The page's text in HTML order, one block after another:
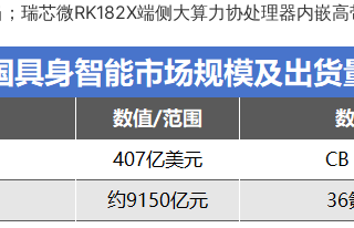
瑞芯微RK182X端侧大算力协处理器内嵌高